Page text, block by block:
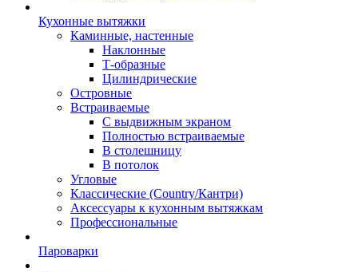
Кухонные вытяжки
Каминные, настенные
Наклонные
Т-образные
Цилиндрические
Островные
Встраиваемые
С выдвижным экраном
Полностью встраиваемые
В столешницу
В потолок
Угловые
Классические (Country/Кантри)
Аксессуары к кухонным вытяжкам
Профессиональные
Пароварки